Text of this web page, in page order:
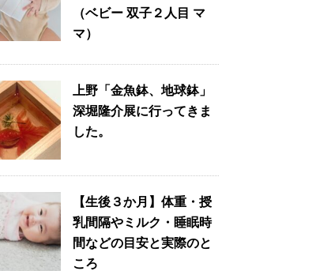
（ベビー 双子２人目 マ
マ）
上野「金魚鉢、地球鉢」
深堀隆介展に行ってきま
した。
【生後３か月】体重・授
乳間隔やミルク・睡眠時
間などの目安と実際のと
ころ